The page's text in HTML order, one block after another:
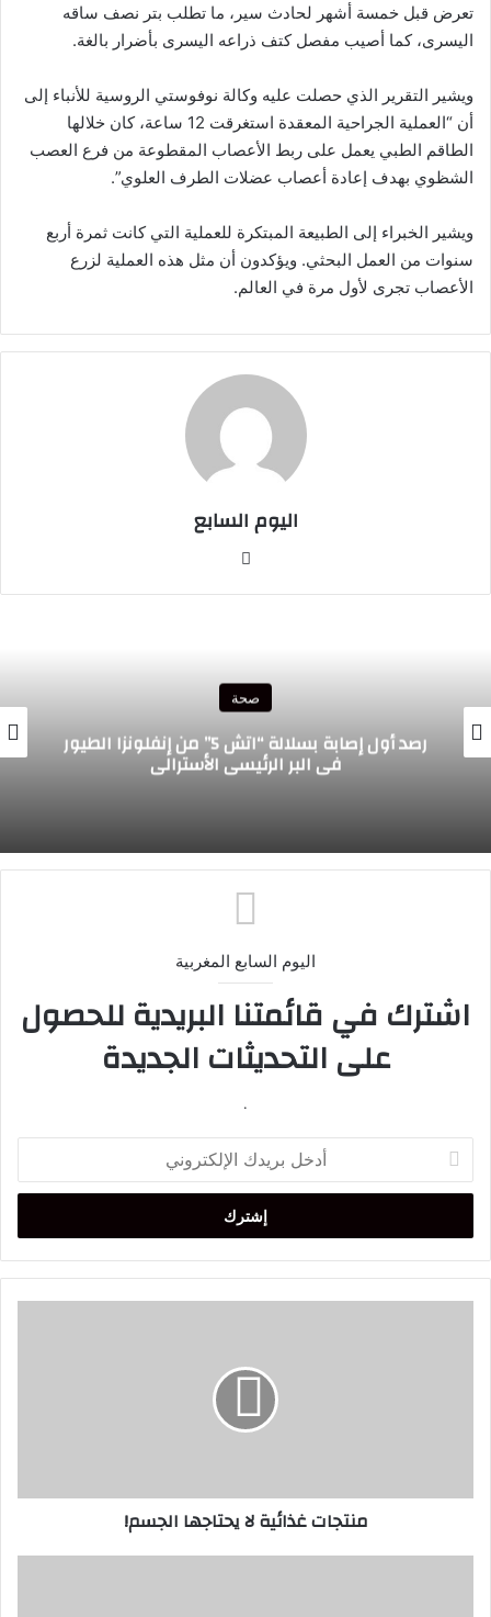
تعرض قبل خمسة أشهر لحادث سير، ما تطلب بتر نصف ساقه
اليسرى، كما أصيب مفصل كتف ذراعه اليسرى بأضرار بالغة.
ويشير التقرير الذي حصلت عليه وكالة نوفوستي الروسية للأنباء إلى
أن “العملية الجراحية المعقدة استغرقت 12 ساعة، كان خلالها
الطاقم الطبي يعمل على ربط الأعصاب المقطوعة من فرع العصب
الشظوي بهدف إعادة أعصاب عضلات الطرف العلوي”.
ويشير الخبراء إلى الطبيعة المبتكرة للعملية التي كانت ثمرة أربع
سنوات من العمل البحثي. ويؤكدون أن مثل هذه العملية لزرع
الأعصاب تجرى لأول مرة في العالم.
اليوم السابع
صحة
رصد أول إصابة بسلالة “اتش 5” من إنفلونزا الطيور
في البر الرئيسي الأسترالي
اليوم السابع المغربية
اشترك في قائمتنا البريدية للحصول
على التحديثات الجديدة
.
بريدك
الإلكتروني
منتجات غذائية لا يحتاجها الجسم!